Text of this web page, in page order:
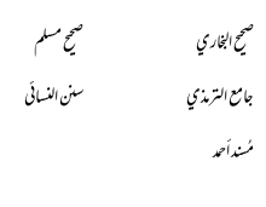
صحيح البخاري صحيح مسلم
جامع الترمذي
سنن النسائي
مُسند أحمد